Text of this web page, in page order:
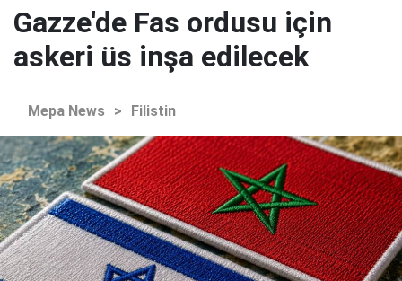
Gazze'de Fas ordusu için
askeri üs inşa edilecek
Mepa News > Filistin